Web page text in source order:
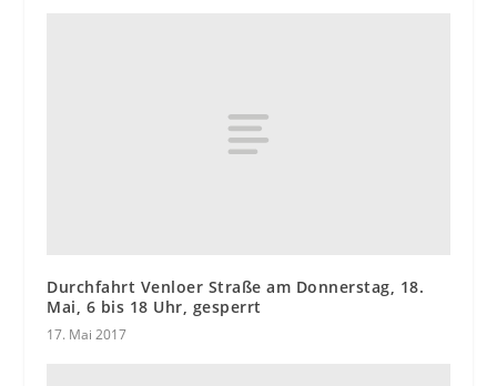
Durchfahrt Venloer Straße am Donnerstag, 18.
Mai, 6 bis 18 Uhr, gesperrt
17. Mai 2017